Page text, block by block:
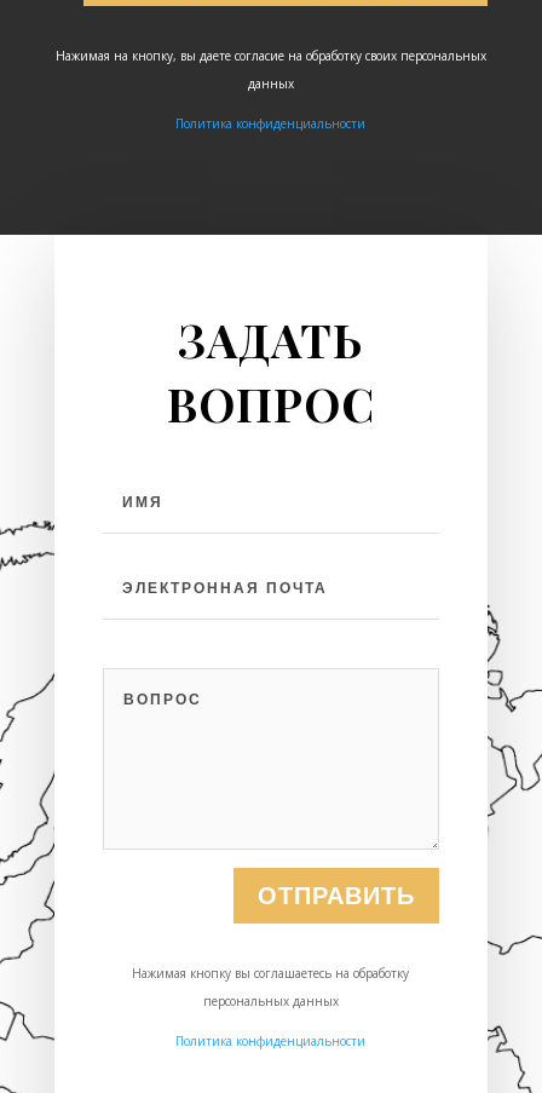
Нажимая на кнопку, вы даете согласие на обработку своих персональных
данных
Политика конфиденциальности
ЗАДАТЬ
ВОПРОС
ОТПРАВИТЬ
Нажимая кнопку вы соглашаетесь на обработку
персональных данных
Политика конфиденциальности